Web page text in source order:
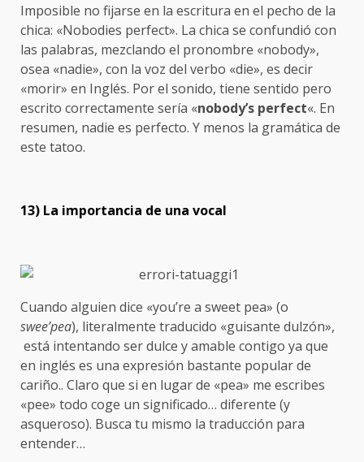
Imposible no fijarse en la escritura en el pecho de la
chica: «Nobodies perfect». La chica se confundió con
las palabras, mezclando el pronombre «nobody»,
osea «nadie», con la voz del verbo «die», es decir
«morir» en Inglés. Por el sonido, tiene sentido pero
escrito correctamente sería «nobody’s perfect«. En
resumen, nadie es perfecto. Y menos la gramática de
este tatoo.
13) La importancia de una vocal
Cuando alguien dice «you’re a sweet pea» (o
swee’pea), literalmente traducido «guisante dulzón»,
está intentando ser dulce y amable contigo ya que
en inglés es una expresión bastante popular de
cariño.. Claro que si en lugar de «pea» me escribes
«pee» todo coge un significado… diferente (y
asqueroso). Busca tu mismo la traducción para
entender…